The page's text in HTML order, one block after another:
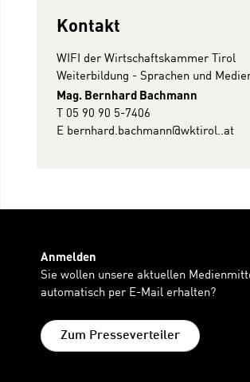
Kontakt
WIFI der Wirtschaftskammer Tirol
Weiterbildung - Sprachen und
Mag. Bernhard Bachmann
T 05 90 90 5-7406
E bernhard.bachmann@wktirol..at
Anmelden
Sie wollen unsere aktuellen
automatisch per E-Mail erhalten?
Zum Presseverteiler